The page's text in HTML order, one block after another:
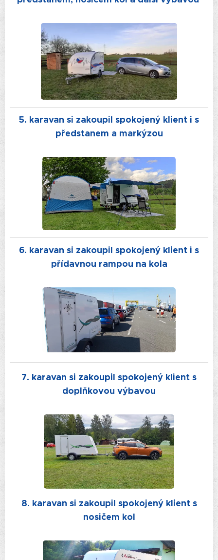
5. karavan si zakoupil spokojený klient i s
předstanem a markýzou
6. karavan si zakoupil spokojený klient i s
přídavnou rampou na kola
7. karavan si zakoupil spokojený klient s
doplňkovou výbavou
8. karavan si zakoupil spokojený klient s
nosičem kol